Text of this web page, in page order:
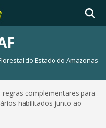
do Estado do Amazonas
regras complementares para
habilitados junto ao